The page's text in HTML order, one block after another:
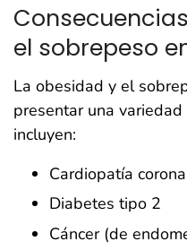
el sobrepeso
La obesidad y el
presentar una
incluyen:
Cardiopatía
Diabetes tipo 2
Cáncer (de